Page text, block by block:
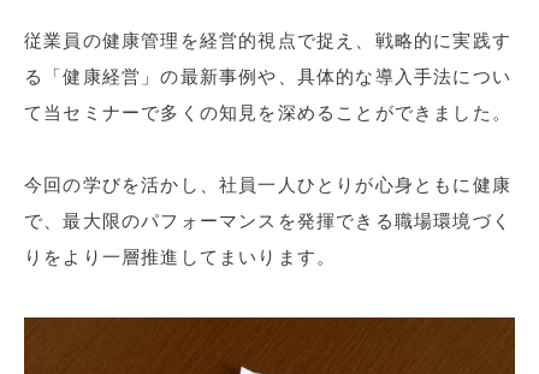
従業員の健康管理を経営的視点で捉え、戦略的に実践す
る「健康経営」の最新事例や、具体的な導入手法につい
て当セミナーで多くの知見を深めることができました。
今回の学びを活かし、社員一人ひとりが心身ともに健康
で、最大限のパフォーマンスを発揮できる職場環境づく
りをより一層推進してまいります。